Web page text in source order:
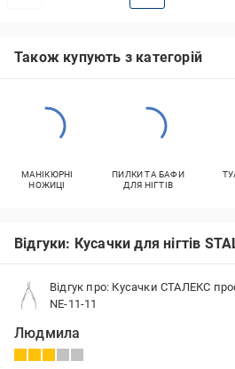
Також купують з категорій
МАНІКЮРНІ
НОЖИЦІ
ПИЛКИ ТА БАФИ
ДЛЯ НІГТІВ
Відгуки: Кусачки для нігтів
Відгук про: Кусачки СТАЛЕКС
NE-11-11
Людмила